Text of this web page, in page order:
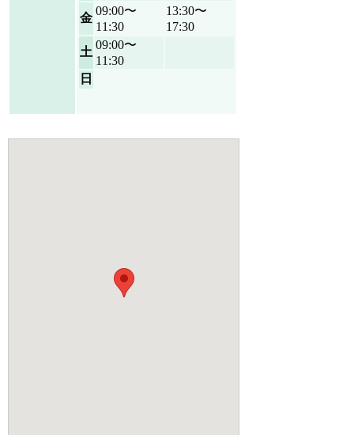
金
09:00〜
11:30
13:30〜
17:30
土
09:00〜
11:30
日